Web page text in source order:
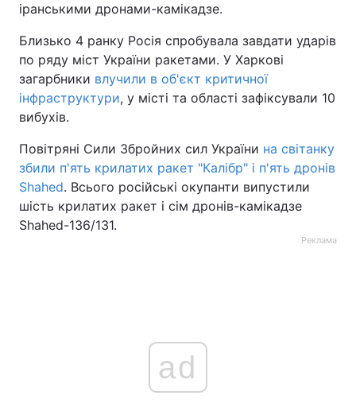
іранськими дронами-камікадзе.
Близько 4 ранку Росія спробувала завдати ударів
по ряду міст України ракетами. У Харкові
загарбники влучили в об'єкт критичної
інфраструктури, у місті та області зафіксували 10
вибухів.
Повітряні Сили Збройних сил України на світанку
збили п'ять крилатих ракет "Калібр" і п'ять дронів
Shahed. Всього російські окупанти випустили
шість крилатих ракет і сім дронів-камікадзе
Shahed-136/131.
Реклама
ad